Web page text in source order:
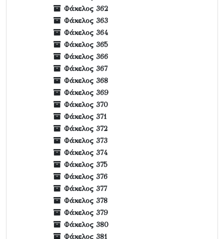
Φάκελος 362
Φάκελος 363
Φάκελος 364
Φάκελος 365
Φάκελος 366
Φάκελος 367
Φάκελος 368
Φάκελος 369
Φάκελος 370
Φάκελος 371
Φάκελος 372
Φάκελος 373
Φάκελος 374
Φάκελος 375
Φάκελος 376
Φάκελος 377
Φάκελος 378
Φάκελος 379
Φάκελος 380
Φάκελος 381